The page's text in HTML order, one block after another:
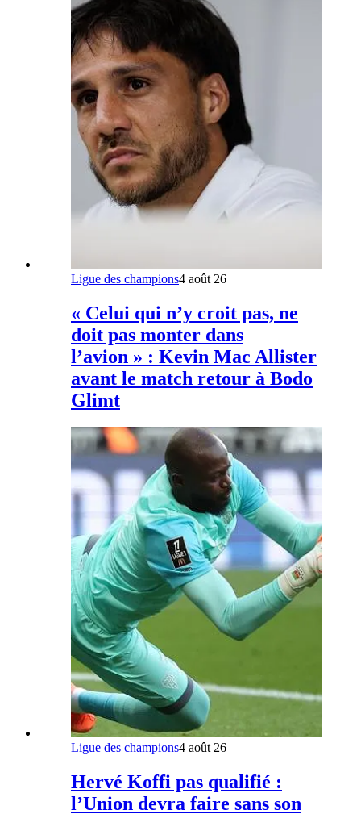
Ligue des champions4 août 26
« Celui qui n’y croit pas, ne
doit pas monter dans
l’avion » : Kevin Mac Allister
avant le match retour à Bodo
Glimt
Ligue des champions4 août 26
Hervé Koffi pas qualifié :
l’Union devra faire sans son